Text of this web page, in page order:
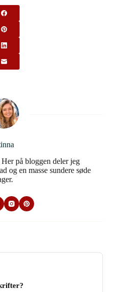
på bloggen deler jeg
og en masse sundere søde